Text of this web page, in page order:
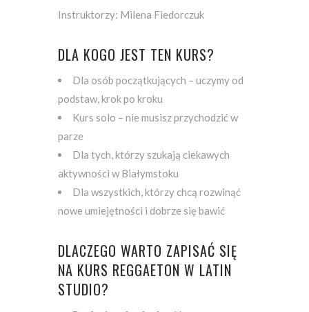
Instruktorzy: Milena Fiedorczuk
DLA KOGO JEST TEN KURS?
Dla osób początkujących – uczymy od
podstaw, krok po kroku
Kurs solo – nie musisz przychodzić w
parze
Dla tych, którzy szukają ciekawych
aktywności w Białymstoku
Dla wszystkich, którzy chcą rozwinąć
nowe umiejętności i dobrze się bawić
DLACZEGO WARTO ZAPISAĆ SIĘ
NA KURS REGGAETON W LATIN
STUDIO?